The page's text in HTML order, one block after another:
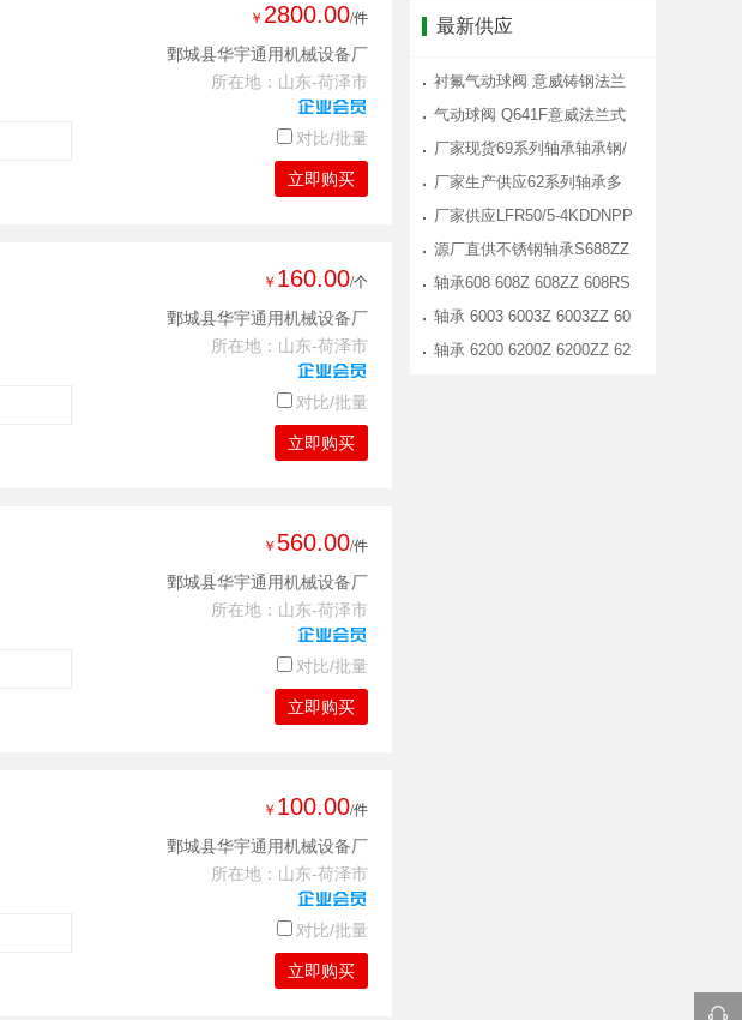
￥ 2800.00/件
鄄城县华宇通用机械设备厂
所在地：山东-荷泽市
对比/批量
立即购买
￥ 160.00/个
鄄城县华宇通用机械设备厂
所在地：山东-荷泽市
对比/批量
立即购买
￥ 560.00/件
鄄城县华宇通用机械设备厂
所在地：山东-荷泽市
对比/批量
立即购买
￥ 100.00/件
鄄城县华宇通用机械设备厂
所在地：山东-荷泽市
对比/批量
立即购买
最新供应
衬氟气动球阀 意威铸钢法兰
式气动衬
气动球阀 Q641F意威法兰式
气动球阀
厂家现货69系列轴承轴承钢/
不锈钢材
厂家生产供应62系列轴承多
材质选择转
厂家供应LFR50/5-4KDDNPP
走轨道导轮
源厂直供不锈钢轴承S688ZZ
淋浴房滑轮
轴承608 608Z 608ZZ 608RS
滑板 溜冰
轴承 6003 6003Z 6003ZZ 60
03RS 6003
轴承 6200 6200Z 6200ZZ 62